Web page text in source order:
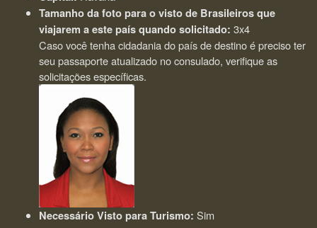
Tamanho da foto para o visto de Brasileiros que
viajarem a este país quando solicitado: 3x4
Caso você tenha cidadania do país de destino é preciso ter
seu passaporte atualizado no consulado, verifique as
solicitações específicas.
Necessário Visto para Turismo: Sim